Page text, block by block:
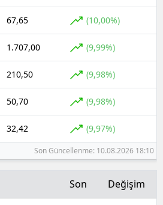
Iğdır
Yalova
Karabük
Kilis
Osmaniye
67,65 (10,00%)
1.707,00 (9,99%)
210,50 (9,98%)
50,70 (9,98%)
32,42 (9,97%)
Son Güncellenme: 10.08.2026 18:10
Son Değişim